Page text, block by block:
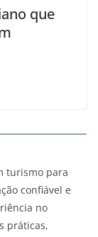
que
turismo para
confiável e
no
práticas,